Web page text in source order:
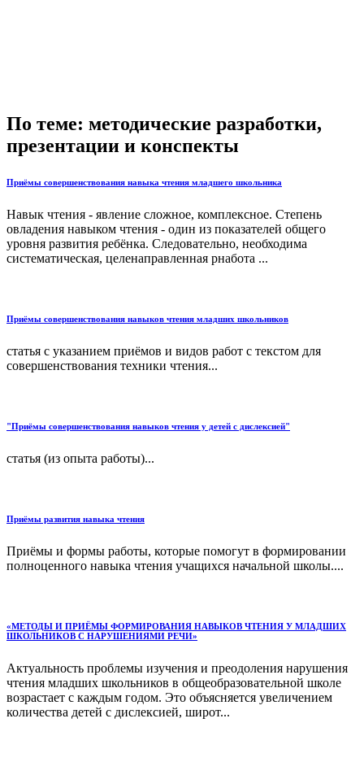
По теме: методические разработки,
презентации и конспекты
Приёмы совершенствования навыка чтения младшего школьника
Навык чтения - явление сложное, комплексное. Степень
овладения навыком чтения - один из показателей общего
уровня развития ребёнка. Следовательно, необходима
систематическая, целенаправленная рнабота ...
Приёмы совершенствования навыков чтения младших школьников
статья с указанием приёмов и видов работ с текстом для
совершенствования техники чтения...
"Приёмы совершенствования навыков чтения у детей с дислексией"
статья (из опыта работы)...
Приёмы развития навыка чтения
Приёмы и формы работы, которые помогут в формировании
полноценного навыка чтения учащихся начальной школы....
«МЕТОДЫ И ПРИЁМЫ ФОРМИРОВАНИЯ НАВЫКОВ ЧТЕНИЯ У МЛАДШИХ
ШКОЛЬНИКОВ С НАРУШЕНИЯМИ РЕЧИ»
Актуальность проблемы изучения и преодоления нарушения
чтения младших школьников в общеобразовательной школе
возрастает с каждым годом. Это объясняется увеличением
количества детей с дислексией, широт...